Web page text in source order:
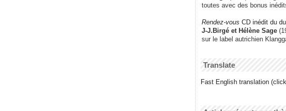
toutes avec des bonus
Rendez-vous CD inédit du
J-J.Birgé et Hélène Sage
sur le label autrichien
Translate
Fast English translation